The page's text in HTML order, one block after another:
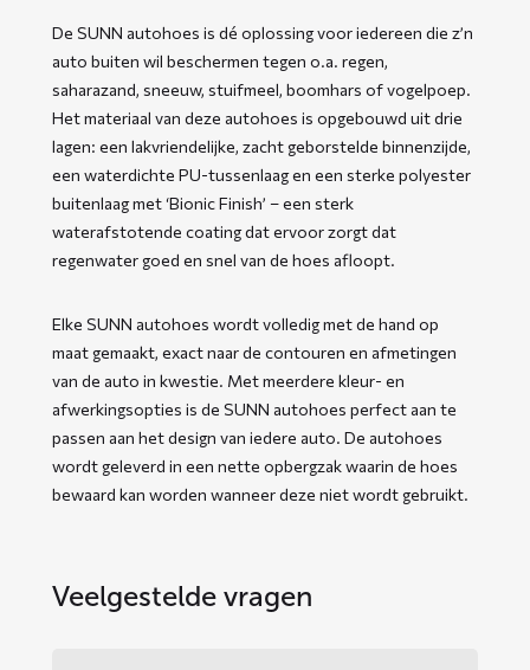
De SUNN autohoes is dé oplossing voor iedereen die z’n
auto buiten wil beschermen tegen o.a. regen,
saharazand, sneeuw, stuifmeel, boomhars of vogelpoep.
Het materiaal van deze autohoes is opgebouwd uit drie
lagen: een lakvriendelijke, zacht geborstelde binnenzijde,
een waterdichte PU-tussenlaag en een sterke polyester
buitenlaag met ‘Bionic Finish’ – een sterk
waterafstotende coating dat ervoor zorgt dat
regenwater goed en snel van de hoes afloopt.
Elke SUNN autohoes wordt volledig met de hand op
maat gemaakt, exact naar de contouren en afmetingen
van de auto in kwestie. Met meerdere kleur- en
afwerkingsopties is de SUNN autohoes perfect aan te
passen aan het design van iedere auto. De autohoes
wordt geleverd in een nette opbergzak waarin de hoes
bewaard kan worden wanneer deze niet wordt gebruikt.
Veelgestelde vragen